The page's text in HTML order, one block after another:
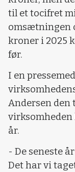
til et tocifret
omsætningen
kroner i 2025
før.
I en
Andersen den
virksomheden
år.
- De seneste
Det har vi